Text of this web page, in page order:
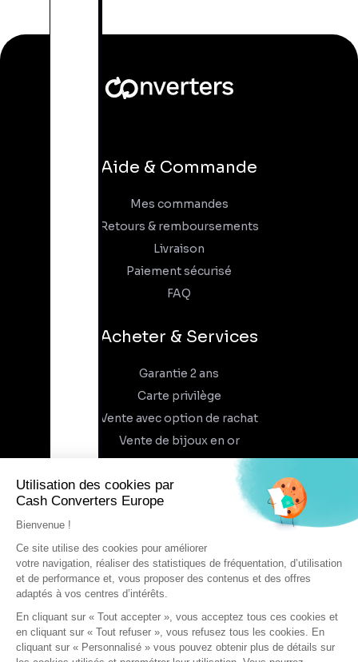
Aide & Commande
Mes commandes
Retours & remboursements
Livraison
Paiement sécurisé
FAQ
Acheter & Services
Garantie 2 ans
Carte privilège
Vente avec option de rachat
Vente de bijoux en or
À propos
Recrutement
Trouvez un magasin
Rejoindre l'aventure